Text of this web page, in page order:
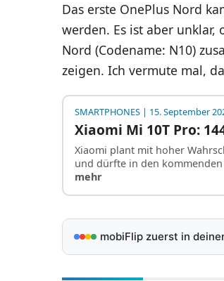
Das erste OnePlus Nord
werden. Es ist aber unklar,
Nord (Codename: N10)
zeigen. Ich vermute mal,
SMARTPHONES| 15. September
Xiaomi Mi 10T Pro:
Xiaomi plant mit hoher
und dürfte in den
mehr
mobiFlip zuerst in